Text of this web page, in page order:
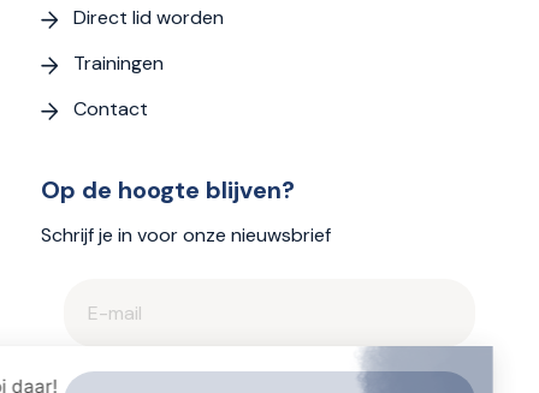
Direct lid worden
Trainingen
Contact
Op de hoogte blijven?
Schrijf je in voor onze nieuwsbrief